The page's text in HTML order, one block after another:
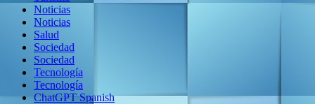
Noticias
Noticias
Salud
Sociedad
Sociedad
Tecnología
Tecnología
ChatGPT Spanish